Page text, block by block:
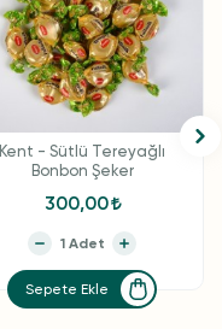
Kent - Sütlü Tereyağlı
Bonbon Şeker
300,00
Sepete Ekle